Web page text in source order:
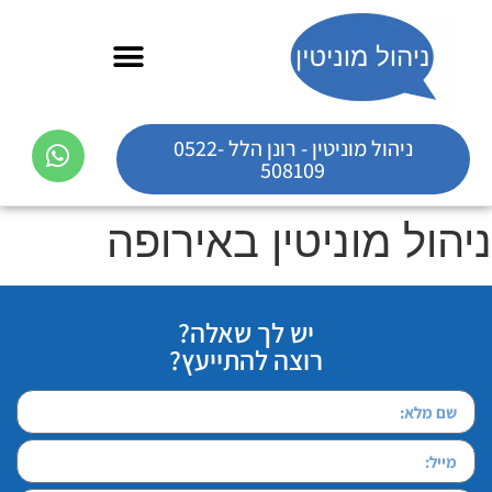
ניהול מוניטין - רונן הלל 0522-
508109
ניהול מוניטין באירופה
יש לך שאלה?
רוצה להתייעץ?